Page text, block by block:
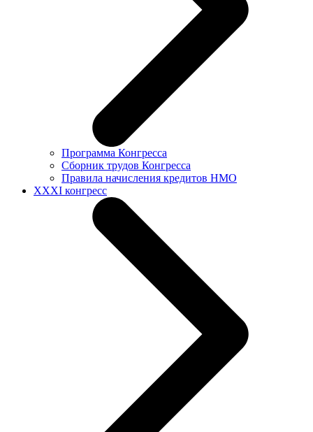
Программа Конгресса
Сборник трудов Конгресса
Правила начисления кредитов НМО
XXXI конгресс